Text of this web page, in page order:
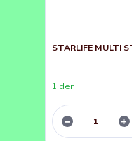
STARLIFE MULTI
1 den